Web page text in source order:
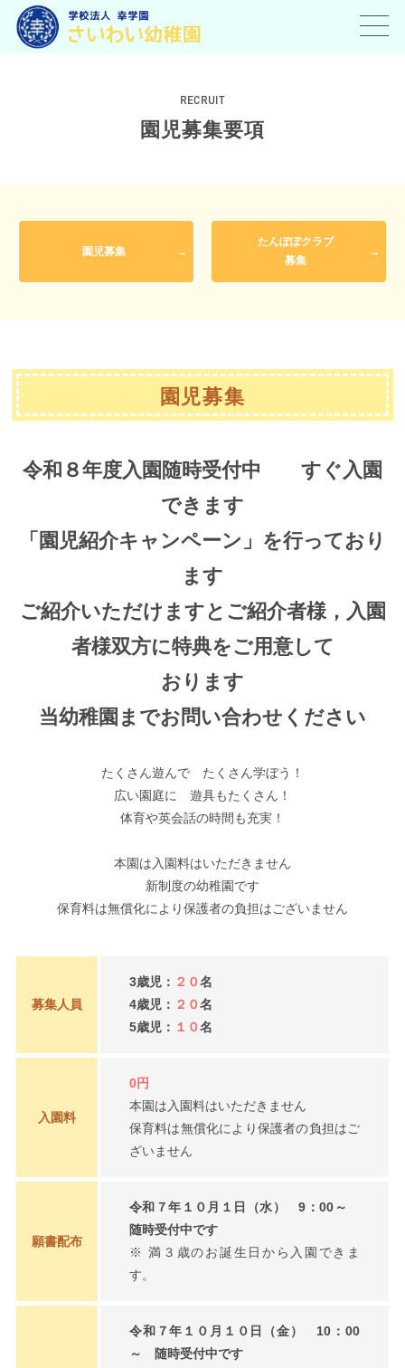
toggle
RECRUIT
園児募集要項
園児募集
たんぽぽクラブ
募集
園児募集
令和８年度入園随時受付中 すぐ入園
できます
「園児紹介キャンペーン」を行っており
ます
ご紹介いただけますとご紹介者様，入園
者様双方に特典をご用意して
おります
当幼稚園までお問い合わせください
たくさん遊んで たくさん学ぼう！
広い園庭に 遊具もたくさん！
体育や英会話の時間も充実！
本園は入園料はいただきません
新制度の幼稚園です
保育料は無償化により保護者の負担はございません
募集人員
3歳児： ２０名
4歳児： ２０名
5歳児： １０名
入園料
0円
本園は入園料はいただきません
保育料は無償化により保護者の負担はご
ざいません
願書配布
令和７年１０月１日（水） 9：00～
随時受付中です
※ 満３歳のお誕生日から入園できま
す。
令和７年１０月１０日（金） 10：00
～ 随時受付中です